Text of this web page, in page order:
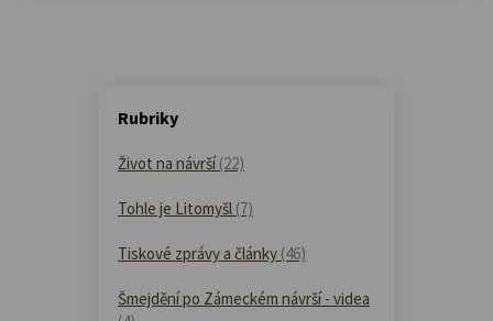
Rubriky
Život na návrší(22)
Tohle je Litomyšl (7)
Tiskové zprávy a články (46)
Šmejdění po Zámeckém návrší - videa